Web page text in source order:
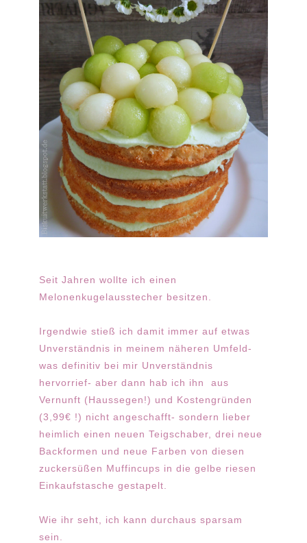
Seit Jahren wollte ich einen
Melonenkugelausstecher besitzen.
Irgendwie stieß ich damit immer auf etwas
Unverständnis in meinem näheren Umfeld-
was definitiv bei mir Unverständnis
hervorrief- aber dann hab ich ihn aus
Vernunft (Haussegen!) und Kostengründen
(3,99€ !) nicht angeschafft- sondern lieber
heimlich einen neuen Teigschaber, drei neue
Backformen und neue Farben von diesen
zuckersüßen Muffincups in die gelbe riesen
Einkaufstasche gestapelt.
Wie ihr seht, ich kann durchaus sparsam
sein.